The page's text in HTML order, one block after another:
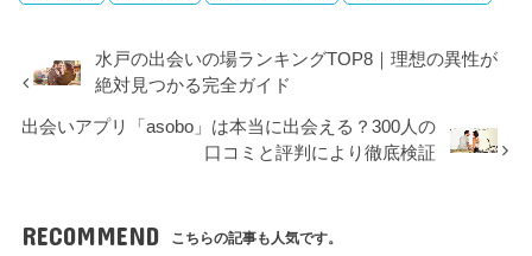
水戸の出会いの場ランキングTOP8｜理想の異性が
絶対見つかる完全ガイド
出会いアプリ「asobo」は本当に出会える？300人の
口コミと評判により徹底検証
RECOMMEND こちらの記事も人気です。